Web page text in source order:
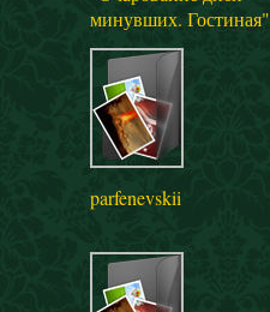
минувших. Гостиная"
parfenevskii